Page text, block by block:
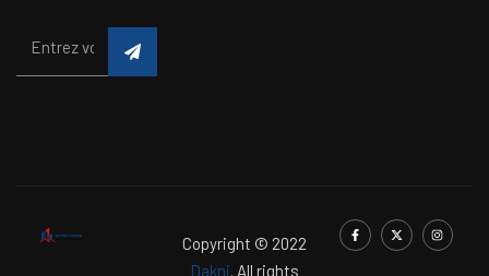
Copyright © 2022
Dakni. All rights